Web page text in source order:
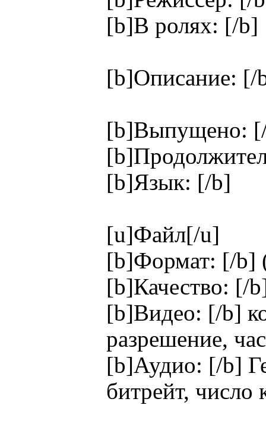
[b]В ролях: [/b]
[b]Описание: [/
[b]Выпущено: [/
[b]Язык: [/b]
[u]Файл[/u]
[b]Формат: [/b]
[b]Качество: [/
[b]Видео: [/b]
разрешение,
[b]Аудио: [/b]
битрейт, число